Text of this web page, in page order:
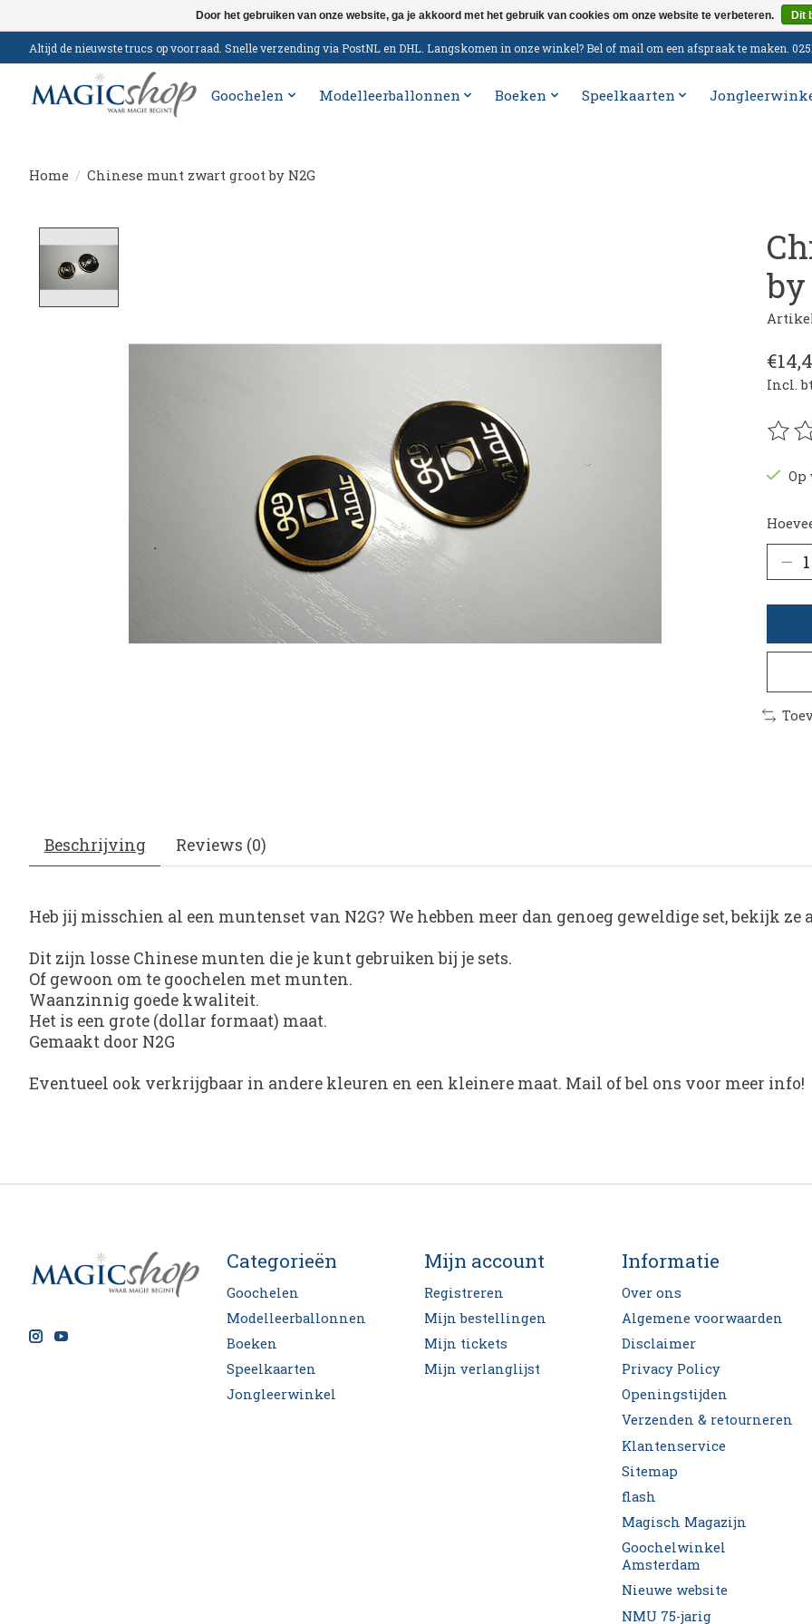
Altijd de nieuwste trucs op voorraad. Snelle verzending via PostNL en DHL. Langskomen in onze winkel? Bel of mail om een afspraak te maken.
Goochelen Modelleerballonnen Boeken Speelkaarten
Home / Chinese munt zwart groot by N2G
by
Incl.
De
Op
Beschrijving Reviews (0)
Heb jij misschien al een muntenset van N2G? We hebben meer dan genoeg geweldige set, bekijk ze
Dit zijn losse Chinese munten die je kunt gebruiken bij je sets.
Of gewoon om te goochelen met munten.
Waanzinnig goede kwaliteit.
Het is een grote (dollar formaat) maat.
Gemaakt door N2G
Eventueel ook verkrijgbaar in andere kleuren en een kleinere maat. Mail of bel ons voor meer info!
Categorieën
Goochelen
Modelleerballonnen
Boeken
Speelkaarten
Jongleerwinkel
Mijn account
Registreren
Mijn bestellingen
Mijn tickets
Mijn verlanglijst
Informatie
Over ons
Algemene voorwaarden
Disclaimer
Privacy Policy
Openingstijden
Verzenden & retourneren
Klantenservice
Sitemap
flash
Magisch Magazijn
Goochelwinkel
Amsterdam
Nieuwe website
NMU 75-jarig
Door het gebruiken van onze website, ga je akkoord met het gebruik van cookies om onze website te verbeteren. Dit